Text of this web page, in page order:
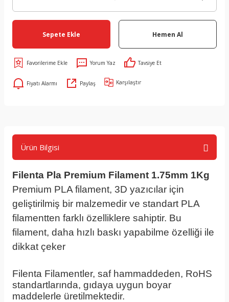
Sepete Ekle Hemen Al
Yorum Yaz Tavsiye Et
Fiyatı Alarmı Paylaş Karşılaştır
Ürün Bilgisi
Filenta Pla Premium Filament 1.75mm 1Kg
Premium PLA filament, 3D yazıcılar için
geliştirilmiş bir malzemedir ve standart PLA
filamentten farklı özelliklere sahiptir. Bu
filament, daha hızlı baskı yapabilme özelliği ile
dikkat çeker
Filenta Filamentler, saf hammaddeden, RoHS
standartlarında, gıdaya uygun boyar
maddelerle üretilmektedir.